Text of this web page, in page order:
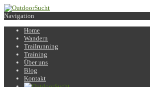
Navigation
Home
Wandern
Trailrunning
Training
Über uns
Blog
Kontakt